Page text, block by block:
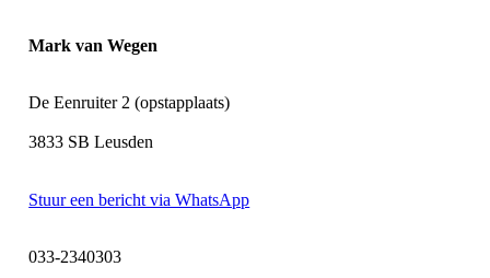
Mark van Wegen
De Eenruiter 2 (opstapplaats)
3833 SB Leusden
Stuur een bericht via WhatsApp
033-2340303